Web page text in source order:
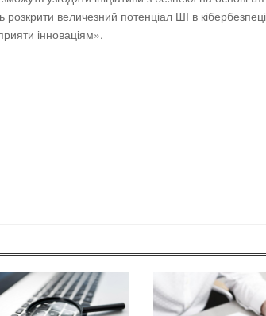
величезний потенціал ШІ в
інноваціям».